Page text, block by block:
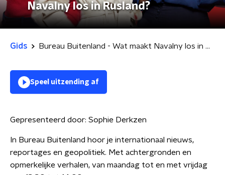
Navalny los in Rusland?
Gids Bureau Buitenland - Wat maakt Navalny los in Rusland?
Speel uitzending af
Gepresenteerd door: Sophie Derkzen
In Bureau Buitenland hoor je internationaal nieuws,
reportages en geopolitiek. Met achtergronden en
opmerkelijke verhalen, van maandag tot en met vrijdag